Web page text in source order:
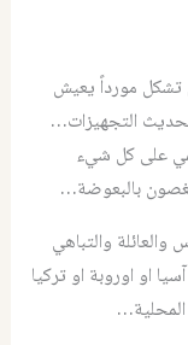
تشكل مورداً يعيش
التجهيزات…
على كل شيء
بالبعوضة…
والتباهي
او اوروبة او تركيا